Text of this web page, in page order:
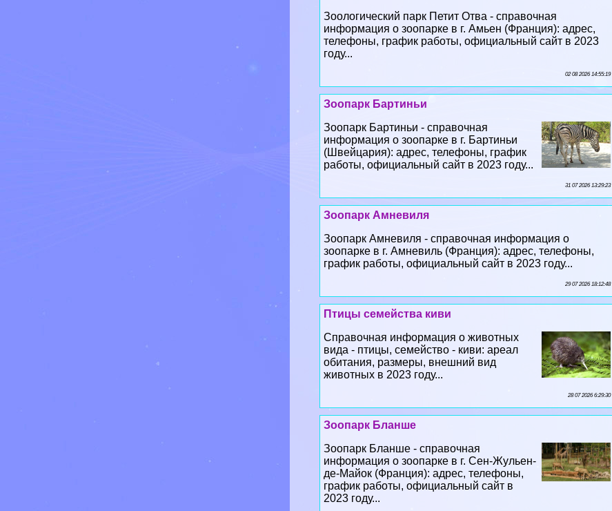
Зоологический парк Петит Отва - справочная
информация о зоопарке в г. Амьен (Франция): адрес,
телефоны, график работы, официальный сайт в 2023
году...
02 08 2026 14:55:19
Зоопарк Бартиньи
Зоопарк Бартиньи - справочная
информация о зоопарке в г. Бартиньи
(Швейцария): адрес, телефоны, график
работы, официальный сайт в 2023 году...
31 07 2026 13:29:23
Зоопарк Амневиля
Зоопарк Амневиля - справочная информация о
зоопарке в г. Амневиль (Франция): адрес, телефоны,
график работы, официальный сайт в 2023 году...
29 07 2026 18:12:48
Птицы семейства киви
Справочная информация о животных
вида - птицы, семейство - киви: ареал
обитания, размеры, внешний вид
животных в 2023 году...
28 07 2026 6:29:30
Зоопарк Бланше
Зоопарк Бланше - справочная
информация о зоопарке в г. Сен-Жульен-
де-Майок (Франция): адрес, телефоны,
график работы, официальный сайт в
2023 году...